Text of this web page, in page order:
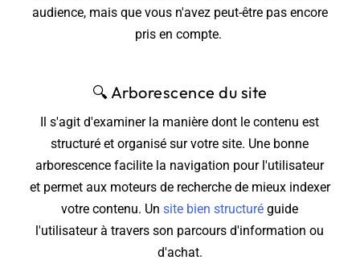
audience, mais que vous n'avez peut-être pas encore
pris en compte.
🔍 Arborescence du site
Il s'agit d'examiner la manière dont le contenu est
structuré et organisé sur votre site. Une bonne
arborescence facilite la navigation pour l'utilisateur
et permet aux moteurs de recherche de mieux indexer
votre contenu. Unsite bien structuré guide
l'utilisateur à travers son parcours d'information ou
d'achat.